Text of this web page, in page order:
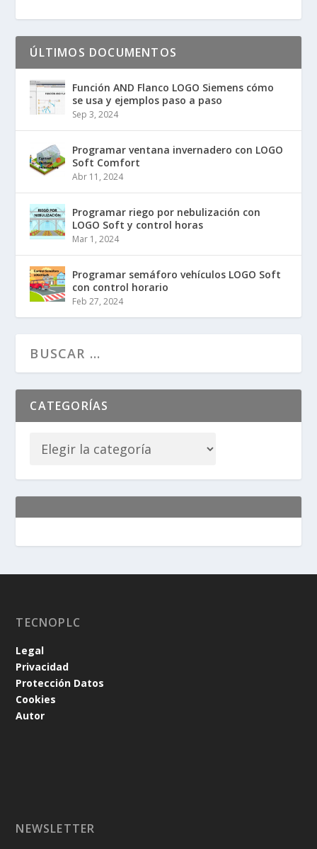
ÚLTIMOS DOCUMENTOS
Función AND Flanco LOGO Siemens cómo
se usa y ejemplos paso a paso
Sep 3, 2024
Programar ventana invernadero con LOGO
Soft Comfort
Abr 11, 2024
Programar riego por nebulización con
LOGO Soft y control horas
Mar 1, 2024
Programar semáforo vehículos LOGO Soft
con control horario
Feb 27, 2024
CATEGORÍAS
TECNOPLC
Legal
Privacidad
Protección Datos
Cookies
Autor
NEWSLETTER